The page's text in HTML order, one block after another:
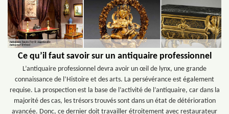
Ce qu’il faut savoir sur un antiquaire professionnel
L’antiquaire professionnel devra avoir un œil de lynx, une grande
connaissance de l’Histoire et des arts. La persévérance est également
requise. La prospection est la base de l’activité de l’antiquaire, car dans la
majorité des cas, les trésors trouvés sont dans un état de détérioration
avancée. Donc, ce dernier doit travailler étroitement avec restaurateur